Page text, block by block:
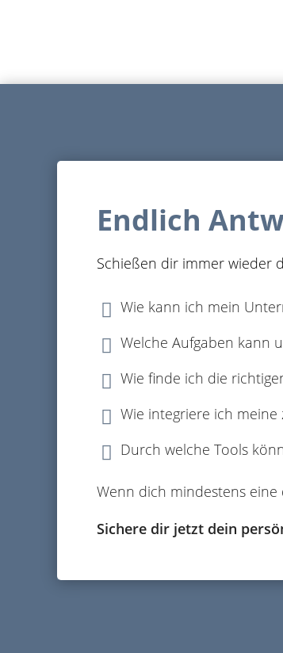
Endlich
Schießen dir immer wieder
 Wie kann ich mein
 Welche Aufgaben kann
 Wie finde ich die
 Wie integriere ich
 Durch welche Tools
Wenn dich mindestens
Sichere dir jetzt dein